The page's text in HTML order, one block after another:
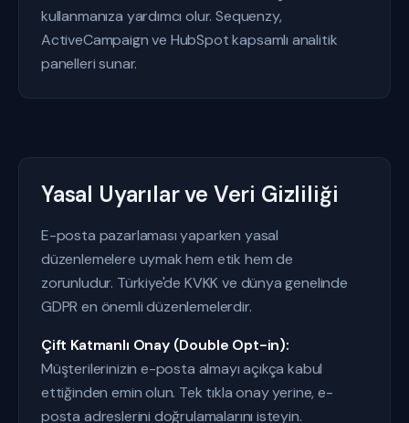
kullanmanıza yardımcı olur. Sequenzy,
ActiveCampaign ve HubSpot kapsamlı analitik
panelleri sunar.
Yasal Uyarılar ve Veri Gizliliği
E-posta pazarlaması yaparken yasal
düzenlemelere uymak hem etik hem de
zorunludur. Türkiye'de KVKK ve dünya genelinde
GDPR en önemli düzenlemelerdir.
Çift Katmanlı Onay (Double Opt-in):
Müşterilerinizin e-posta almayı açıkça kabul
ettiğinden emin olun. Tek tıkla onay yerine, e-
posta adreslerini doğrulamalarını isteyin.